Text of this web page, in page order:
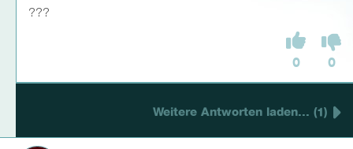
???
0 0
Weitere Antworten laden... (1)